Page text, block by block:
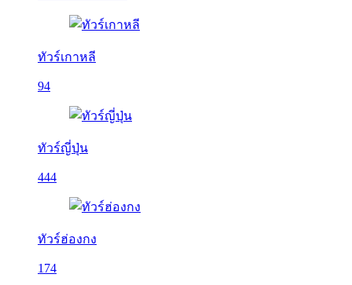
ทัวร์เกาหลี
94
ทัวร์ญี่ปุ่น
444
ทัวร์ฮ่องกง
174